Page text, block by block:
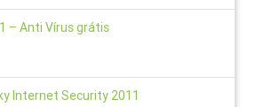
– Anti Vírus grátis
Internet Security 2011